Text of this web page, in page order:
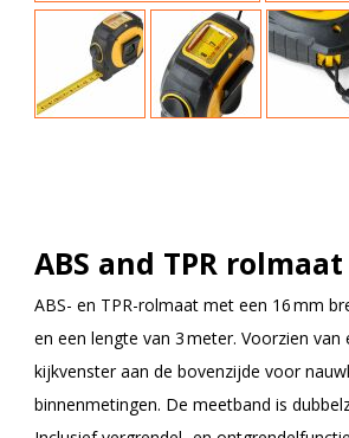
ABS and TPR
ABS- en TPR-rolmaat met een 16 mm
en een lengte van 3 meter. Voorzien
kijkvenster aan de bovenzijde voor
binnenmetingen. De meetband is